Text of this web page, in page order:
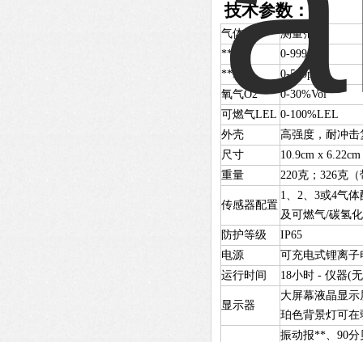
技术参数：
气体
测量范围
**CO
0-999ppm
**H2S
0-500ppm
氧气O2
0-30%Vol
可燃气LEL 0-100%LEL
外壳
高强度，耐冲
尺寸
10.9cm x
重量
220克；326克（
传感器配置
1、2、3或4气
及可燃气/碳氢
防护等级
IP65
电源
可充电式锂离子
运行时间
18小时 - 仪器(
显示器
大屏幕液晶显
珀色背景灯可
振动报**、90